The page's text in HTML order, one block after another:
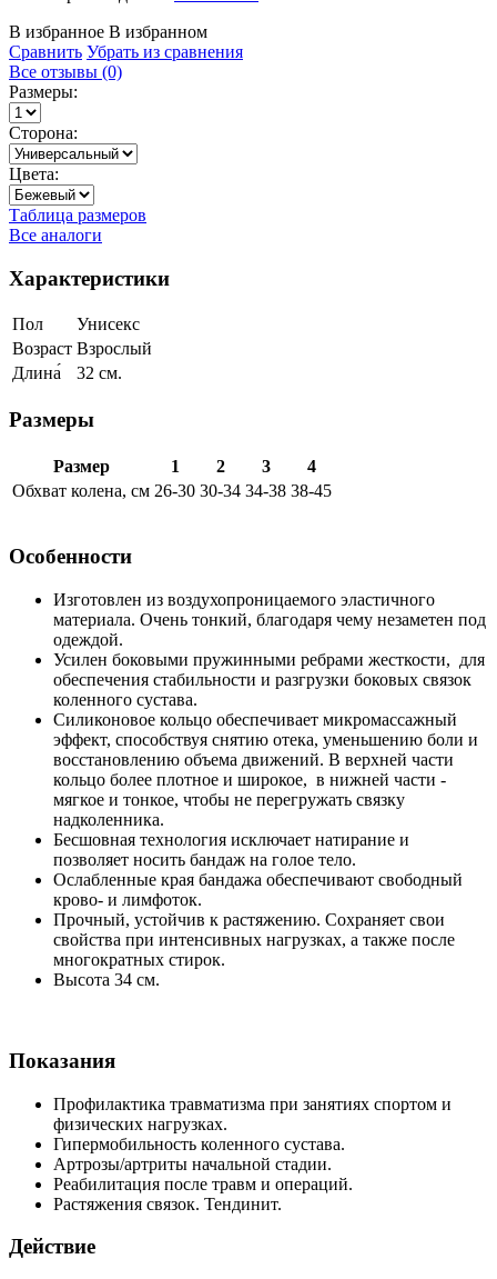
В избранное В избранном
Сравнить Убрать из сравнения
Все отзывы (0)
Размеры:
Сторона:
Цвета:
Таблица размеров
Все аналоги
Характеристики
Пол
Унисекс
Возраст Взрослый
Длина́
32 см.
Размеры
Размер 1 2 3
4
Обхват колена, см 26-30 30-34 34-38 38-45
Особенности
Изготовлен из воздухопроницаемого эластичного
материала. Очень тонкий, благодаря чему незаметен под
одеждой.
Усилен боковыми пружинными ребрами жесткости, для
обеспечения стабильности и разгрузки боковых связок
коленного сустава.
Силиконовое кольцо обеспечивает микромассажный
эффект, способствуя снятию отека, уменьшению боли и
восстановлению объема движений. В верхней части
кольцо более плотное и широкое, в нижней части -
мягкое и тонкое, чтобы не перегружать связку
надколенника.
Бесшовная технология исключает натирание и
позволяет носить бандаж на голое тело.
Ослабленные края бандажа обеспечивают свободный
крово- и лимфоток.
Прочный, устойчив к растяжению. Сохраняет свои
свойства при интенсивных нагрузках, а также после
многократных стирок.
Высота 34 см.
Показания
Профилактика травматизма при занятиях спортом и
физических нагрузках.
Гипермобильность коленного сустава.
Артрозы/артриты начальной стадии.
Реабилитация после травм и операций.
Растяжения связок. Тендинит.
Действие